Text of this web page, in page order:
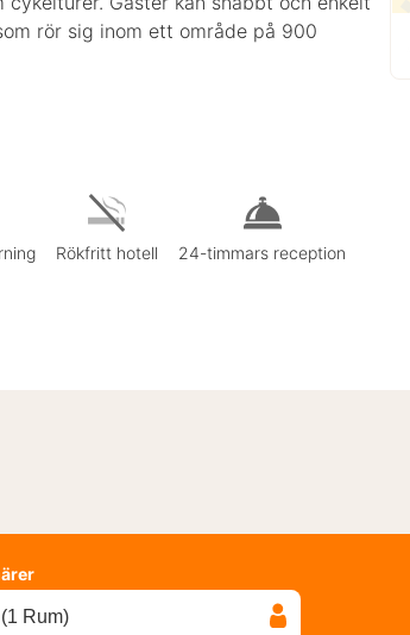
rör sig inom ett område på 900
Rökfritt hotell 24-timmars reception
Rum)